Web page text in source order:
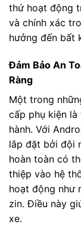
thứ hoạt động
và chính xác
hưởng đến bất
Đảm Bảo An
Ràng
Một trong
cấp phụ kiện
hành. Với
lắp đặt bởi đội
hoàn toàn có
thiệp vào hệ
hoạt động như
zin. Điều này
xe.